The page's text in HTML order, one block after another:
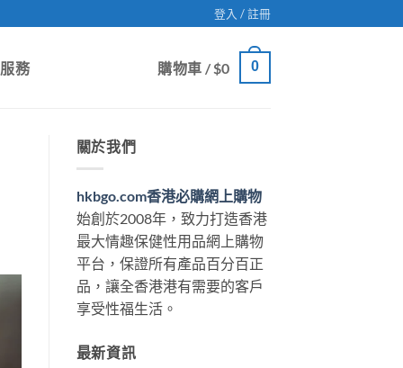
登入 / 註冊
務 購物車 /$0 0
關於我們
hkbgo.com香港必購網上購物
始創於2008年，致力打造香港
最大情趣保健性用品網上購物
平台，保證所有產品百分百正
品，讓全香港港有需要的客戶
享受性福生活。
最新資訊